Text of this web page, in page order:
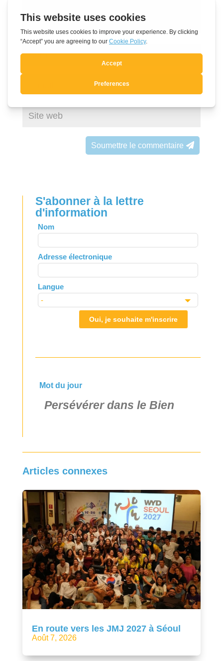
Soumettre le commentaire
S'abonner à la lettre
d'information
Leave
this
field
blank
Nom
Adresse électronique
Langue
Oui, je souhaite m'inscrire
Mot du jour
Persévérer dans le Bien
Articles connexes
En route vers les JMJ 2027 à Séoul
Août 7, 2026